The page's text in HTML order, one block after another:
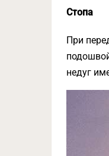
Стопа
При
недуг